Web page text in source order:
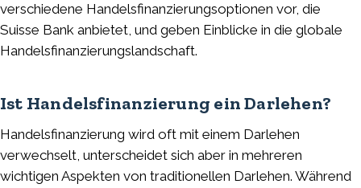
verschiedene Handelsfinanzierungsoptionen vor, die
Suisse Bank anbietet, und geben Einblicke in die globale
Handelsfinanzierungslandschaft.
Ist Handelsfinanzierung ein Darlehen?
Handelsfinanzierung wird oft mit einem Darlehen
verwechselt, unterscheidet sich aber in mehreren
wichtigen Aspekten von traditionellen Darlehen. Während